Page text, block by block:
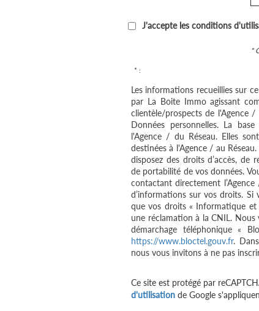
J'accepte les conditions
*
* :
Les informations recueillies sur
par La Boite Immo agissant
clientèle/prospects de l'Agence
Données personnelles. La
l'Agence / du Réseau. Elles
destinées à l'Agence / au
disposez des droits d’accès, de
de portabilité de vos données.
contactant directement
d’informations sur vos droits. Si
que vos droits « Informatique et
une réclamation à la CNIL.
démarchage téléphonique «
https://www.bloctel.gouv.fr.
nous vous invitons à ne pas
Ce site est protégé par
d'utilisation de Google